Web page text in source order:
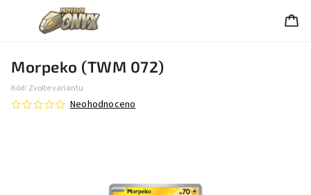
Morpeko (TWM 072)
Kód: Zvolte variantu
Neohodnoceno